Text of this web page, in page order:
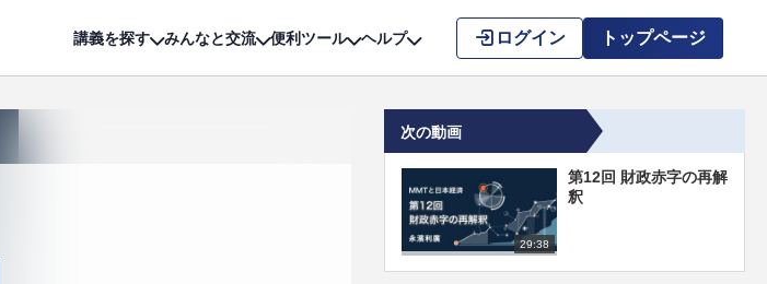
講義を探す みんなと交流 便利ツール ヘルプ ログイン トップページ
次の動画
29:38
第12回 財政赤字の再解
釈